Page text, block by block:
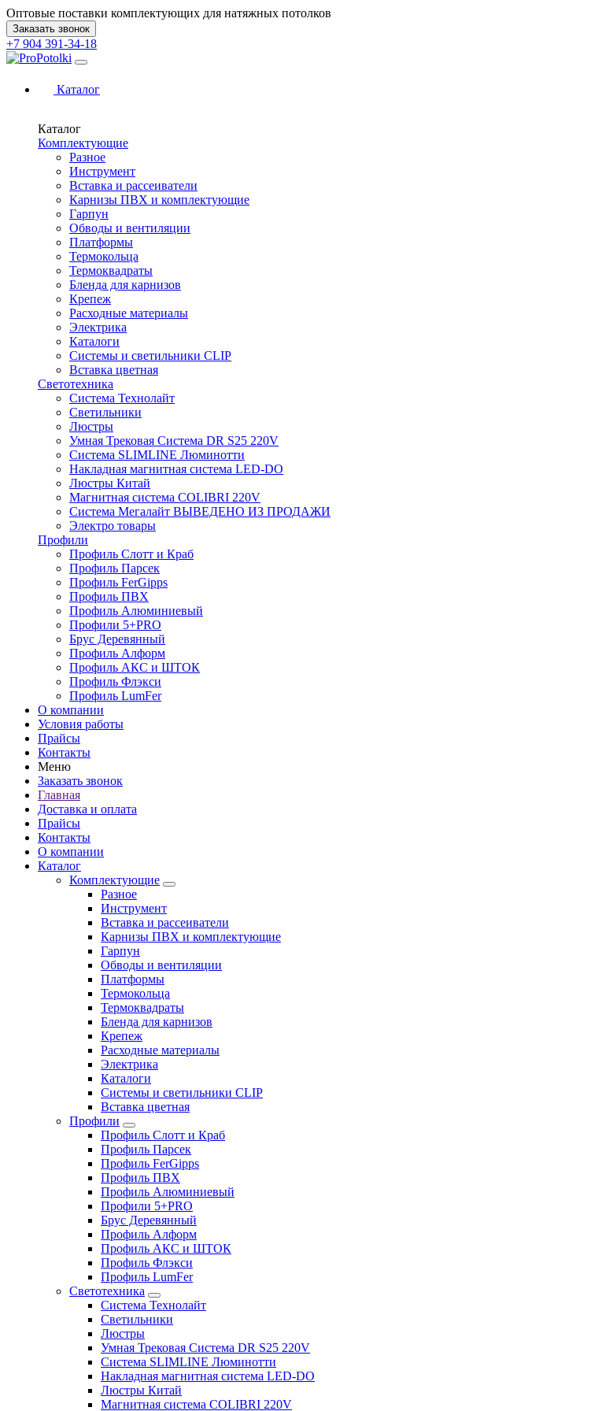
Оптовые поставки комплектующих для натяжных потолков
Заказать звонок
+7 904 391-34-18
Каталог
Каталог
Комплектующие
Разное
Инструмент
Вставка и рассеиватели
Карнизы ПВХ и комплектующие
Гарпун
Обводы и вентиляции
Платформы
Термокольца
Термоквадраты
Бленда для карнизов
Крепеж
Расходные материалы
Электрика
Каталоги
Системы и светильники CLIP
Вставка цветная
Светотехника
Система Технолайт
Светильники
Люстры
Умная Трековая Система DR S25 220V
Система SLIMLINE Люминотти
Накладная магнитная система LED-DO
Люстры Китай
Магнитная система COLIBRI 220V
Система Мегалайт ВЫВЕДЕНО ИЗ ПРОДАЖИ
Электро товары
Профили
Профиль Слотт и Краб
Профиль Парсек
Профиль FerGipps
Профиль ПВХ
Профиль Алюминиевый
Профили 5+PRO
Брус Деревянный
Профиль Алформ
Профиль АКС и ШТОК
Профиль Флэкси
Профиль LumFer
О компании
Условия работы
Прайсы
Контакты
Меню
Заказать звонок
Главная
Доставка и оплата
Прайсы
Контакты
О компании
Каталог
Комплектующие
Разное
Инструмент
Вставка и рассеиватели
Карнизы ПВХ и комплектующие
Гарпун
Обводы и вентиляции
Платформы
Термокольца
Термоквадраты
Бленда для карнизов
Крепеж
Расходные материалы
Электрика
Каталоги
Системы и светильники CLIP
Вставка цветная
Профили
Профиль Слотт и Краб
Профиль Парсек
Профиль FerGipps
Профиль ПВХ
Профиль Алюминиевый
Профили 5+PRO
Брус Деревянный
Профиль Алформ
Профиль АКС и ШТОК
Профиль Флэкси
Профиль LumFer
Светотехника
Система Технолайт
Светильники
Люстры
Умная Трековая Система DR S25 220V
Система SLIMLINE Люминотти
Накладная магнитная система LED-DO
Люстры Китай
Магнитная система COLIBRI 220V